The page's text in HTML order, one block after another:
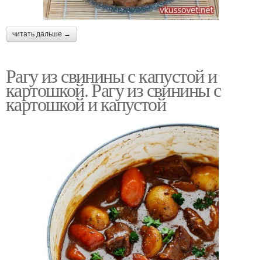
читать дальше →
Рагу из свинины с капустой и
картошкой. Рагу из свинины с
картошкой и капустой